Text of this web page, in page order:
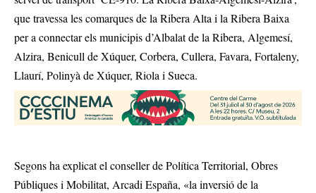
que travessa les comarques de la Ribera Alta i la Ribera Baixa
per a connectar els municipis d’Albalat de la Ribera, Algemesí,
Alzira, Benicull de Xúquer, Corbera, Cullera, Favara, Fortaleny,
Llaurí, Polinyà de Xúquer, Riola i Sueca.
Segons ha explicat el conseller de Política Territorial, Obres
Públiques i Mobilitat, Arcadi España, «la inversió de la